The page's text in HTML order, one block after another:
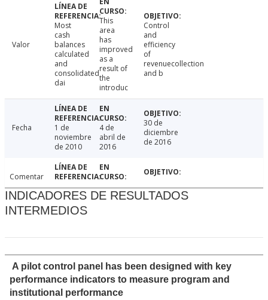
Valor
Most
cash
balances
calculated
and
consolidated
dai
This
area
has
improved
as a
result of
the
introduc
Control
and
efficiency
of
revenuecollection
and b
Fecha
1 de
noviembre
de 2010
4 de
abril de
2016
30 de
diciembre
de 2016
Comentar
INDICADORES DE RESULTADOS
INTERMEDIOS
A pilot control panel has been designed with key
performance indicators to measure program and
institutional performance